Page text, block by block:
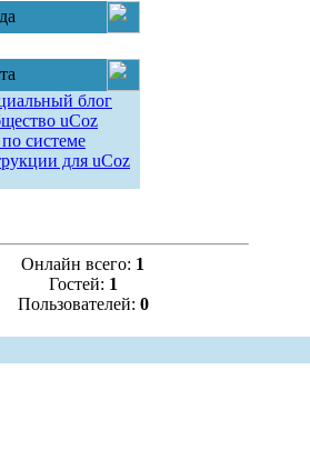
блог
uCoz
системе
для uCoz
Онлайн всего: 1
Гостей: 1
Пользователей: 0